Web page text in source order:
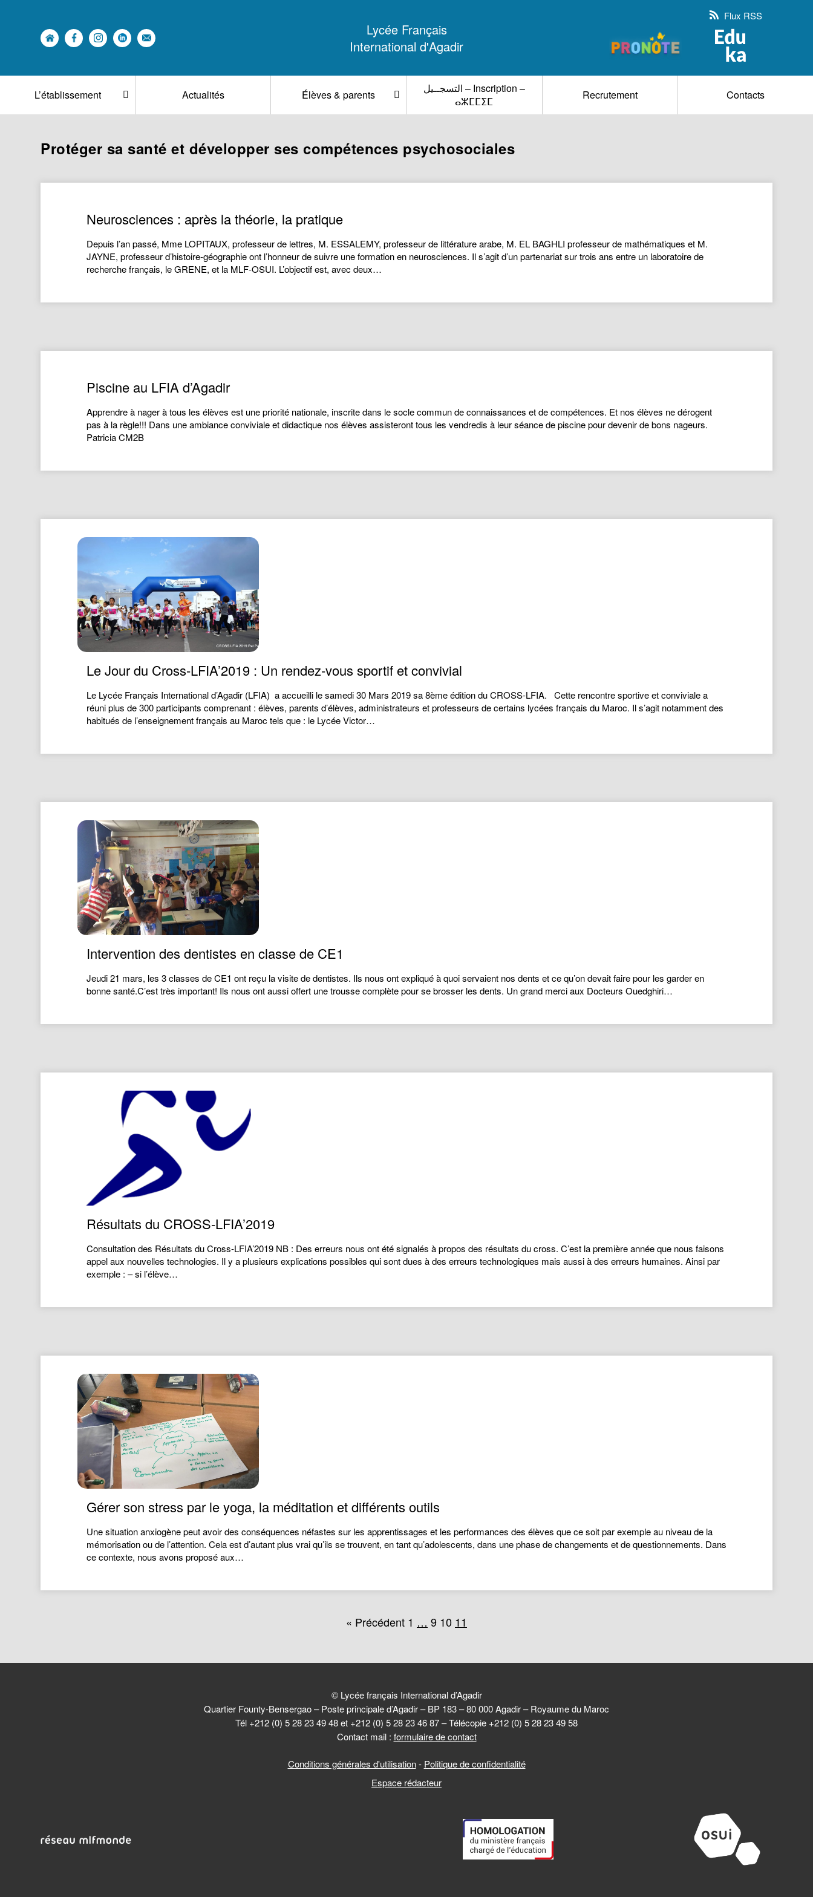
Lycée Français
International d'Agadir
Flux RSS
L’établissement Actualités Élèves & parents
التسجــيل – Inscription –
ⴰⵣⵎⵎⵉⵎ
Recrutement Contacts
Protéger sa santé et développer ses compétences psychosociales
Neurosciences : après la théorie, la pratique
Depuis l’an passé, Mme LOPITAUX, professeur de lettres, M. ESSALEMY, professeur de littérature arabe, M. EL BAGHLI professeur de mathématiques et M.
JAYNE, professeur d’histoire-géographie ont l’honneur de suivre une formation en neurosciences. Il s’agit d’un partenariat sur trois ans entre un laboratoire de
recherche français, le GRENE, et la MLF-OSUI. L’objectif est, avec deux…
Piscine au LFIA d’Agadir
Apprendre à nager à tous les élèves est une priorité nationale, inscrite dans le socle commun de connaissances et de compétences. Et nos élèves ne dérogent
pas à la règle!!! Dans une ambiance conviviale et didactique nos élèves assisteront tous les vendredis à leur séance de piscine pour devenir de bons nageurs.
Patricia CM2B
Le Jour du Cross-LFIA’2019 : Un rendez-vous sportif et convivial
Le Lycée Français International d’Agadir (LFIA) a accueilli le samedi 30 Mars 2019 sa 8ème édition du CROSS-LFIA. Cette rencontre sportive et conviviale a
réuni plus de 300 participants comprenant : élèves, parents d’élèves, administrateurs et professeurs de certains lycées français du Maroc. Il s’agit notamment des
habitués de l’enseignement français au Maroc tels que : le Lycée Victor…
Intervention des dentistes en classe de CE1
Jeudi 21 mars, les 3 classes de CE1 ont reçu la visite de dentistes. Ils nous ont expliqué à quoi servaient nos dents et ce qu’on devait faire pour les garder en
bonne santé.C’est très important! Ils nous ont aussi offert une trousse complète pour se brosser les dents. Un grand merci aux Docteurs Ouedghiri…
Résultats du CROSS-LFIA’2019
Consultation des Résultats du Cross-LFIA’2019 NB : Des erreurs nous ont été signalés à propos des résultats du cross. C’est la première année que nous faisons
appel aux nouvelles technologies. Il y a plusieurs explications possibles qui sont dues à des erreurs technologiques mais aussi à des erreurs humaines. Ainsi par
exemple : – si l’élève…
Gérer son stress par le yoga, la méditation et différents outils
Une situation anxiogène peut avoir des conséquences néfastes sur les apprentissages et les performances des élèves que ce soit par exemple au niveau de la
mémorisation ou de l’attention. Cela est d’autant plus vrai qu’ils se trouvent, en tant qu’adolescents, dans une phase de changements et de questionnements. Dans
ce contexte, nous avons proposé aux…
« Précédent 1 … 9 10 11
© Lycée français International d’Agadir
Quartier Founty-Bensergao – Poste principale d’Agadir – BP 183 – 80 000 Agadir – Royaume du Maroc
Tél +212 (0) 5 28 23 49 48 et +212 (0) 5 28 23 46 87 – Télécopie +212 (0) 5 28 23 49 58
Contact mail : formulaire de contact
Conditions générales d'utilisation- Politique de confidentialité
Espace rédacteur